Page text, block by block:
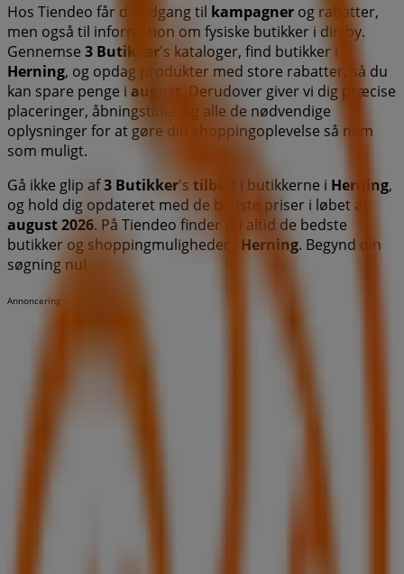
Hos Tiendeo får du adgang til kampagner og rabatter,
men også til information om fysiske butikker i din by.
Gennemse 3 Butikker's kataloger, find butikker i
Herning, og opdag produkter med store rabatter, så du
kan spare penge i august . Derudover giver vi dig præcise
placeringer, åbningstider og alle de nødvendige
oplysninger for at gøre din shoppingoplevelse så nem
som muligt.
Gå ikke glip af3 Butikker's tilbud i butikkerne i Herning,
og hold dig opdateret med de bedste priser i løbet af
august 2026. På Tiendeo finder du altid de bedste
butikker og shoppingmuligheder i Herning. Begynd din
søgning nu!
Annoncering